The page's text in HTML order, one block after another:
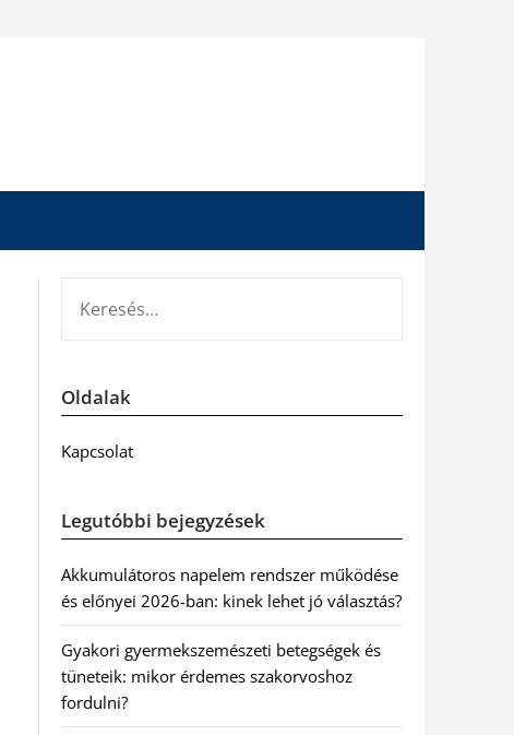
Oldalak
Kapcsolat
Legutóbbi bejegyzések
Akkumulátoros napelem rendszer működése
és előnyei 2026-ban: kinek lehet jó választás?
Gyakori gyermekszemészeti betegségek és
tüneteik: mikor érdemes szakorvoshoz
fordulni?